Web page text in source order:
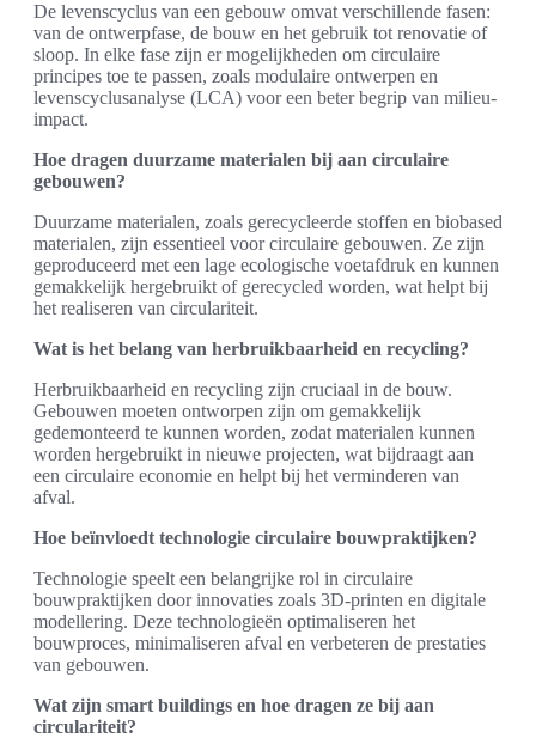
De levenscyclus van een gebouw omvat verschillende fasen:
van de ontwerpfase, de bouw en het gebruik tot renovatie of
sloop. In elke fase zijn er mogelijkheden om circulaire
principes toe te passen, zoals modulaire ontwerpen en
levenscyclusanalyse (LCA) voor een beter begrip van milieu-
impact.
Hoe dragen duurzame materialen bij aan circulaire
gebouwen?
Duurzame materialen, zoals gerecycleerde stoffen en biobased
materialen, zijn essentieel voor circulaire gebouwen. Ze zijn
geproduceerd met een lage ecologische voetafdruk en kunnen
gemakkelijk hergebruikt of gerecycled worden, wat helpt bij
het realiseren van circulariteit.
Wat is het belang van herbruikbaarheid en recycling?
Herbruikbaarheid en recycling zijn cruciaal in de bouw.
Gebouwen moeten ontworpen zijn om gemakkelijk
gedemonteerd te kunnen worden, zodat materialen kunnen
worden hergebruikt in nieuwe projecten, wat bijdraagt aan
een circulaire economie en helpt bij het verminderen van
afval.
Hoe beïnvloedt technologie circulaire bouwpraktijken?
Technologie speelt een belangrijke rol in circulaire
bouwpraktijken door innovaties zoals 3D-printen en digitale
modellering. Deze technologieën optimaliseren het
bouwproces, minimaliseren afval en verbeteren de prestaties
van gebouwen.
Wat zijn smart buildings en hoe dragen ze bij aan
circulariteit?